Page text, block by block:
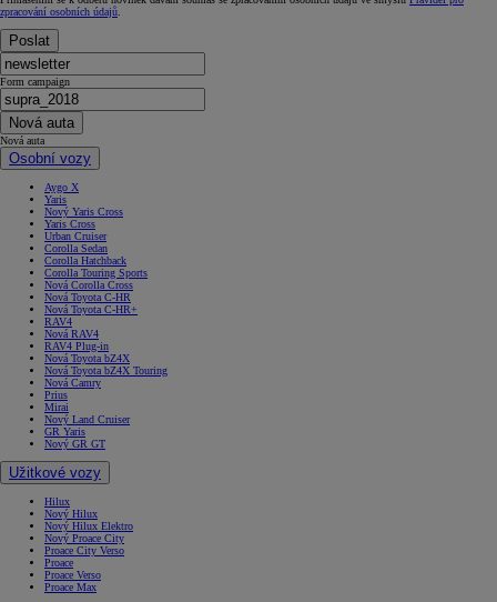
zpracování osobních údajů
Poslat
Form campaign
Nová auta
Nová auta
Osobní vozy
Aygo X
Yaris
Nový Yaris Cross
Yaris Cross
Urban Cruiser
Corolla Sedan
Corolla Hatchback
Corolla Touring Sports
Nová Corolla Cross
Nová Toyota C-HR
Nová Toyota C-HR+
RAV4
Nová RAV4
RAV4 Plug-in
Nová Toyota bZ4X
Nová Toyota bZ4X Touring
Nová Camry
Prius
Mirai
Nový Land Cruiser
GR Yaris
Nový GR GT
Užitkové vozy
Hilux
Nový Hilux
Nový Hilux Elektro
Nový Proace City
Proace City Verso
Proace
Proace Verso
Proace Max